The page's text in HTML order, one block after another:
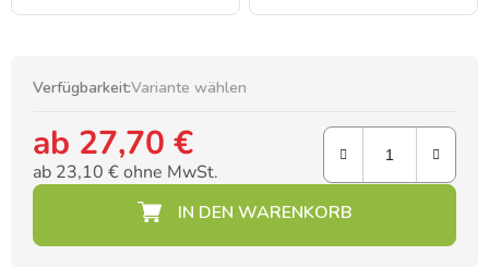
Verfügbarkeit:Variante wählen
ab 27,70 €
ab 23,10 €ohne MwSt.
Verkaufspreis: